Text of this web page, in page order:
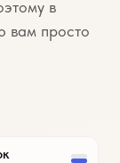
в
вам просто